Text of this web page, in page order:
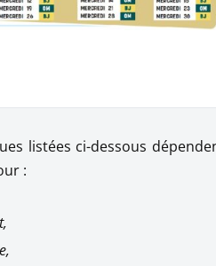
listées ci-dessous
: